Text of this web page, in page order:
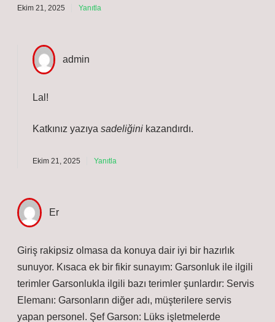
Ekim 21, 2025 Yanıtla
Lal!
Katkınız yazıya sadeliğini kazandırdı.
Ekim 21, 2025 Yanıtla
Giriş rakipsiz olmasa da konuya dair iyi bir hazırlık
sunuyor. Kısaca ek bir fikir sunayım: Garsonluk ile ilgili
terimler Garsonlukla ilgili bazı terimler şunlardır: Servis
Elemanı: Garsonların diğer adı, müşterilere servis
yapan personel. Şef Garson: Lüks işletmelerde